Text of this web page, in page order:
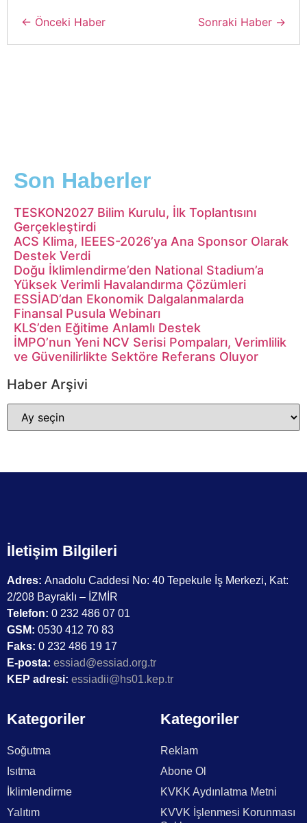
← Önceki Haber Sonraki Haber →
Son Haberler
TESKON2027 Bilim Kurulu, İlk Toplantısını
Gerçekleştirdi
ACS Klima, IEEES-2026’ya Ana Sponsor Olarak
Destek Verdi
Doğu İklimlendirme’den National Stadium’a
Yüksek Verimli Havalandırma Çözümleri
ESSİAD’dan Ekonomik Dalgalanmalarda
Finansal Pusula Webinarı
KLS’den Eğitime Anlamlı Destek
İMPO’nun Yeni NCV Serisi Pompaları, Verimlilik
ve Güvenilirlikte Sektöre Referans Oluyor
Haber Arşivi
İletişim Bilgileri
Adres: Anadolu Caddesi No: 40 Tepekule İş Merkezi, Kat:
2/208 Bayraklı – İZMİR
Telefon: 0 232 486 07 01
GSM: 0530 412 70 83
Faks: 0 232 486 19 17
E-posta: essiad@essiad.org.tr
KEP adresi: essiadii@hs01.kep.tr
Kategoriler
Soğutma
Isıtma
İklimlendirme
Yalıtım
Kategoriler
Reklam
Abone Ol
KVKK Aydınlatma Metni
KVVK İşlenmesi Korunması